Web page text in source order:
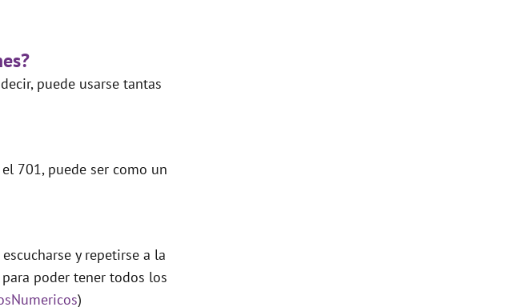
puede usarse tantas
701, puede ser como un
y repetirse a la
poder tener todos los
)